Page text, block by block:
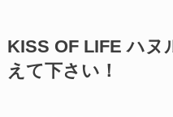
KISS OF LIFE ハヌ
えて下さい！